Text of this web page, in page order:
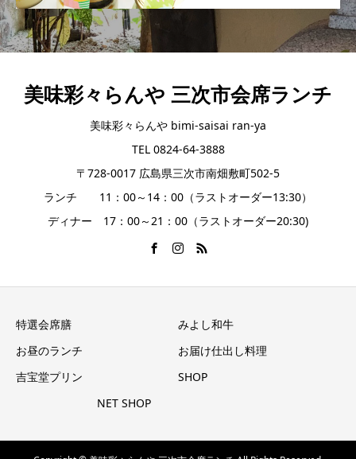
美味彩々らんや 三次市会席ランチ
美味彩々らんや bimi-saisai ran-ya
TEL 0824-64-3888
〒728-0017 広島県三次市南畑敷町502-5
ランチ 11：00～14：00（ラストオーダー13:30）
ディナー 17：00～21：00（ラストオーダー20:30)
特選会席膳
みよし和牛
お昼のランチ
お届け仕出し料理
吉宝堂プリン
SHOP
NET SHOP